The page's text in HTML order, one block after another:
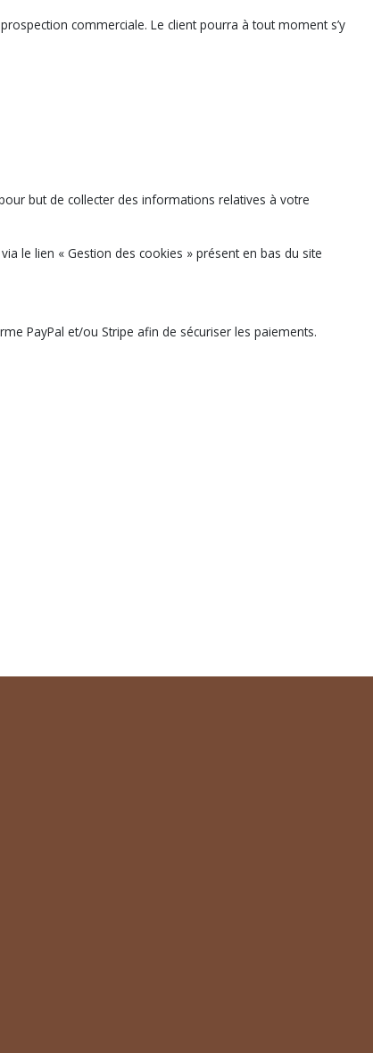
commerciale. Le client pourra à tout moment s’y
but de collecter des informations relatives à votre
le lien « Gestion des cookies » présent en bas du site
PayPal et/ou Stripe afin de sécuriser les paiements.